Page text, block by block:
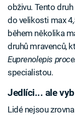
obživu. Tento
do velikosti max
během několika
druhů mravenců,
Euprenolepis
specialistou.
Jedlíci... ale
Lidé nejsou